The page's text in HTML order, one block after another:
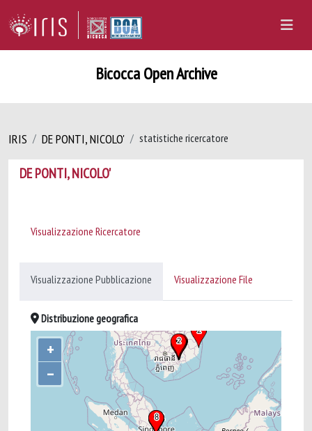
Bicocca Open Archive
IRIS DE PONTI, NICOLO' statistiche ricercatore
DE PONTI, NICOLO'
Visualizzazione Ricercatore
Visualizzazione Pubblicazione Visualizzazione File
Distribuzione geografica
+
–